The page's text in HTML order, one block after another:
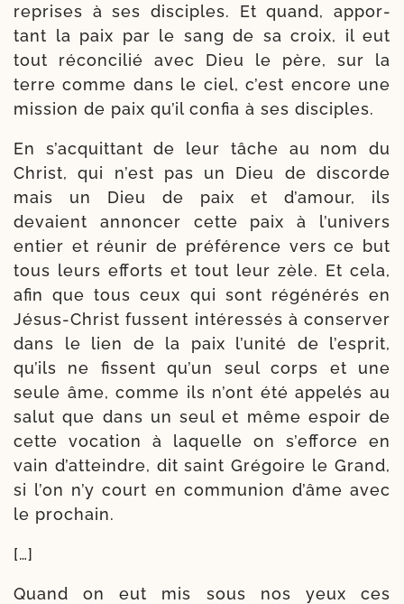
reprises à ses dis­ciples. Et quand, appor­
tant la paix par le sang de sa croix, il eut
tout récon­ci­lié avec Dieu le père, sur la
terre comme dans le ciel, c’est encore une
mis­sion de paix qu’il confia à ses disciples.
En s’ac­quit­tant de leur tâche au nom du
Christ, qui n’est pas un Dieu de dis­corde
mais un Dieu de paix et d’a­mour, ils
devaient annon­cer cette paix à l’u­ni­vers
entier et réunir de pré­fé­rence vers ce but
tous leurs efforts et tout leur zèle. Et cela,
afin que tous ceux qui sont régé­né­rés en
Jésus-​Christ fussent inté­res­sés à conser­ver
dans le lien de la paix l’u­ni­té de l’es­prit,
qu’ils ne fissent qu’un seul corps et une
seule âme, comme ils n’ont été appe­lés au
salut que dans un seul et même espoir de
cette voca­tion à laquelle on s’ef­force en
vain d’at­teindre, dit saint Grégoire le Grand,
si l’on n’y court en com­mu­nion d’âme avec
le prochain.
[…]
Quand on eut mis sous nos yeux ces